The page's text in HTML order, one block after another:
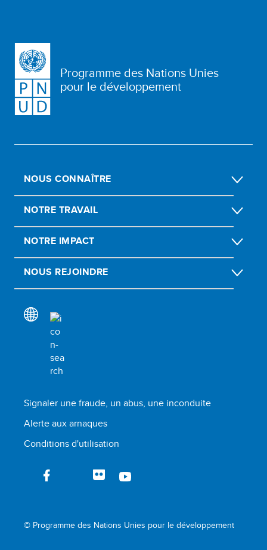
Programme des Nations Unies
pour le développement
NOUS CONNAÎTRE
NOTRE TRAVAIL
NOTRE IMPACT
NOUS REJOINDRE
Signaler une fraude, un abus, une inconduite
Alerte aux arnaques
Conditions d'utilisation
© Programme des Nations Unies pour le développement